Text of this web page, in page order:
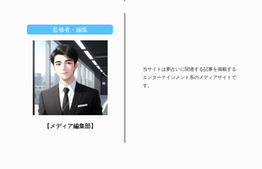
監修者・編集
【メディア編集部】
当サイトは夢占いに関連する記事を掲載する
エンターテインメント系のメディアサイトで
す。